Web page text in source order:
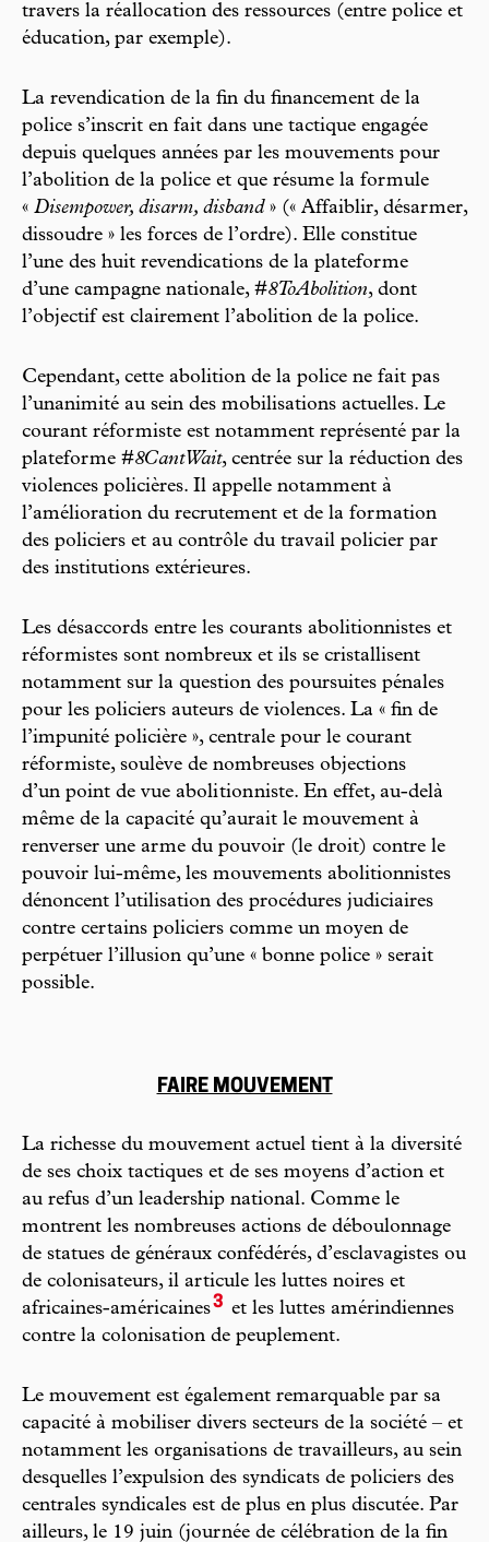
travers la réallocation des ressources (entre police et
éducation, par exemple).
La revendication de la fin du financement de la
police s’inscrit en fait dans une tactique engagée
depuis quelques années par les mouvements pour
l’abolition de la police et que résume la formule
« Disempower, disarm, disband» (« Affaiblir, désarmer,
dissoudre » les forces de l’ordre). Elle constitue
l’une des huit revendications de la plateforme
d’une campagne nationale, #8ToAbolition, dont
l’objectif est clairement l’abolition de la police.
Cependant, cette abolition de la police ne fait pas
l’unanimité au sein des mobilisations actuelles. Le
courant réformiste est notamment représenté par la
plateforme #8CantWait, centrée sur la réduction des
violences policières. Il appelle notamment à
l’amélioration du recrutement et de la formation
des policiers et au contrôle du travail policier par
des institutions extérieures.
Les désaccords entre les courants abolitionnistes et
réformistes sont nombreux et ils se cristallisent
notamment sur la question des poursuites pénales
pour les policiers auteurs de violences. La « fin de
l’impunité policière », centrale pour le courant
réformiste, soulève de nombreuses objections
d’un point de vue aboli tion niste. En effet, au-delà
même de la capacité qu’aurait le mouvement à
renverser une arme du pouvoir (le droit) contre le
pouvoir lui-même, les mouvements abolitionnistes
dénoncent l’utilisation des procédures judiciaires
contre certains policiers comme un moyen de
perpétuer l’illusion qu’une « bonne police » serait
possible.
FAIRE MOUVEMENT
La richesse du mouvement actuel tient à la diversité
de ses choix tactiques et de ses moyens d’action et
au refus d’un leadership national. Comme le
montrent les nombreuses actions de déboulonnage
de statues de généraux confédérés, d’esclavagistes ou
de colonisateurs, il articule les luttes noires et
africaines-américaines3 et les luttes amérindiennes
contre la colonisation de peuplement.
Le mouvement est également remarquable par sa
capacité à mobiliser divers secteurs de la société – et
notamment les organisations de travailleurs, au sein
desquelles l’expulsion des syndicats de policiers des
centrales syndicales est de plus en plus discutée. Par
ailleurs, le 19 juin (journée de célébration de la fin